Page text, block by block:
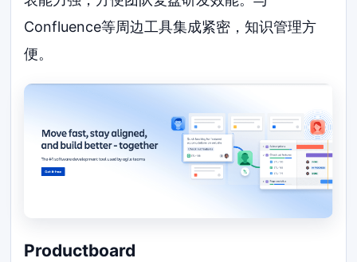
Confluence等周边工具集成紧密，知识管理方
便。
Productboard